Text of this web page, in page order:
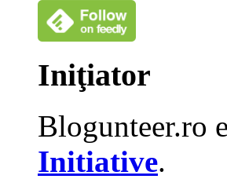
Iniţiator
Blogunteer.ro
Initiative.